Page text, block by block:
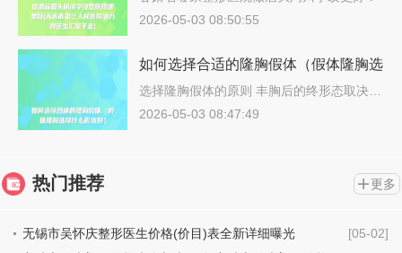
此)
说…
2026-05-03 08:50:55
如何选择合适的隆胸假体（假体隆胸选
择什么形状好）
选择隆胸假体的原则 丰胸后的终形态取决…
2026-05-03 08:47:49
热门推荐 更多
[05-02]
无锡市吴怀庆整形医生价格(价目)表全新详细曝光